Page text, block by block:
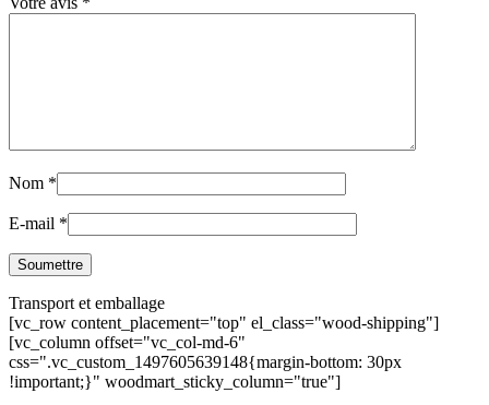
Nom *
E-mail *
Transport et emballage
[vc_row content_placement="top" el_class="wood-shipping"]
[vc_column offset="vc_col-md-6"
css=".vc_custom_1497605639148{margin-bottom: 30px
!important;}" woodmart_sticky_column="true"]